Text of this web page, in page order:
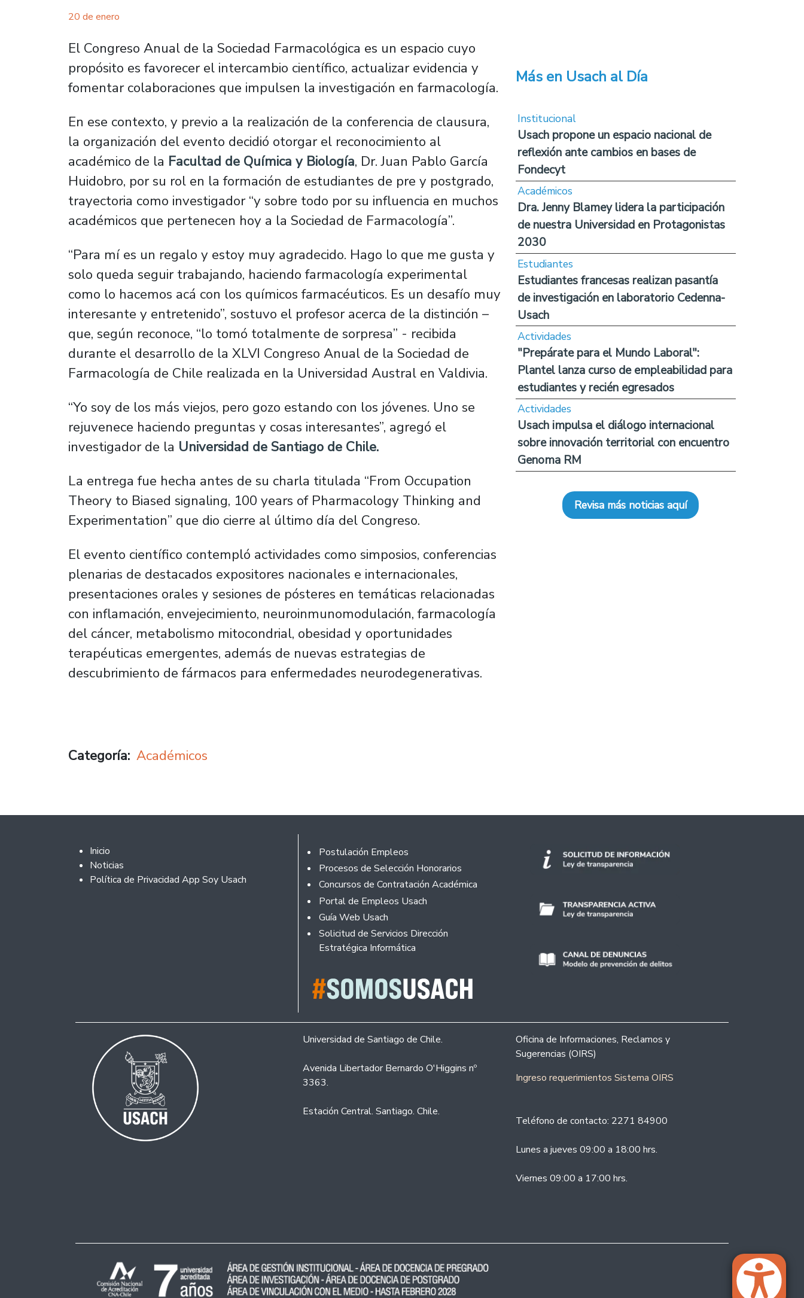
20 de enero
El Congreso Anual de la Sociedad Farmacológica es un espacio cuyo
propósito es favorecer el intercambio científico, actualizar evidencia y
fomentar colaboraciones que impulsen la investigación en farmacología.
En ese contexto, y previo a la realización de la conferencia de clausura,
la organización del evento decidió otorgar el reconocimiento al
académico de la Facultad de Química y Biología, Dr. Juan Pablo García
Huidobro, por su rol en la formación de estudiantes de pre y postgrado,
trayectoria como investigador “y sobre todo por su influencia en muchos
académicos que pertenecen hoy a la Sociedad de Farmacología”.
“Para mí es un regalo y estoy muy agradecido. Hago lo que me gusta y
solo queda seguir trabajando, haciendo farmacología experimental
como lo hacemos acá con los químicos farmacéuticos. Es un desafío muy
interesante y entretenido”, sostuvo el profesor acerca de la distinción –
que, según reconoce, “lo tomó totalmente de sorpresa” - recibida
durante el desarrollo de la XLVI Congreso Anual de la Sociedad de
Farmacología de Chile realizada en la Universidad Austral en Valdivia.
“Yo soy de los más viejos, pero gozo estando con los jóvenes. Uno se
rejuvenece haciendo preguntas y cosas interesantes”, agregó el
investigador de la Universidad de Santiago de Chile.
La entrega fue hecha antes de su charla titulada “From Occupation
Theory to Biased signaling, 100 years of Pharmacology Thinking and
Experimentation” que dio cierre al último día del Congreso.
El evento científico contempló actividades como simposios, conferencias
plenarias de destacados expositores nacionales e internacionales,
presentaciones orales y sesiones de pósteres en temáticas relacionadas
con inflamación, envejecimiento, neuroinmunomodulación, farmacología
del cáncer, metabolismo mitocondrial, obesidad y oportunidades
terapéuticas emergentes, además de nuevas estrategias de
descubrimiento de fármacos para enfermedades neurodegenerativas.
Categoría Académicos
Más en Usach al Día
Institucional
Usach propone un espacio nacional de
reflexión ante cambios en bases de
Fondecyt
Académicos
Dra. Jenny Blamey lidera la participación
de nuestra Universidad en Protagonistas
2030
Estudiantes
Estudiantes francesas realizan pasantía
de investigación en laboratorio Cedenna-
Usach
Actividades
"Prepárate para el Mundo Laboral":
Plantel lanza curso de empleabilidad para
estudiantes y recién egresados
Actividades
Usach impulsa el diálogo internacional
sobre innovación territorial con encuentro
Genoma RM
Revisa más noticias aquí
Footer 2
Inicio
Noticias
Política de Privacidad App Soy Usach
Footer
Postulación Empleos
Procesos de Selección Honorarios
Concursos de Contratación Académica
Portal de Empleos Usach
Guía Web Usach
Solicitud de Servicios Dirección
Estratégica Informática
Universidad de Santiago de Chile.
Avenida Libertador Bernardo O'Higgins nº
3363.
Estación Central. Santiago. Chile.
Oficina de Informaciones, Reclamos y
Sugerencias (OIRS)
Ingreso requerimientos Sistema OIRS
Teléfono de contacto: 2271 84900
Lunes a jueves 09:00 a 18:00 hrs.
Viernes 09:00 a 17:00 hrs.